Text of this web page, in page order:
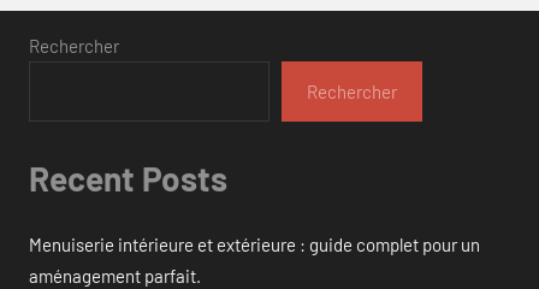
Rechercher
Rechercher
Recent Posts
Menuiserie intérieure et extérieure : guide complet pour un
aménagement parfait.